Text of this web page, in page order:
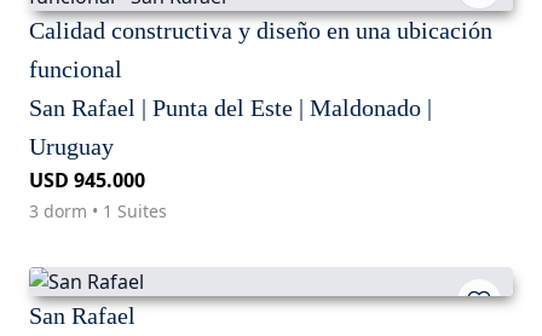
Calidad constructiva y diseño en una ubicación
funcional
San Rafael | Punta del Este | Maldonado |
Uruguay
USD 945.000
3 dorm • 1 Suites
San Rafael